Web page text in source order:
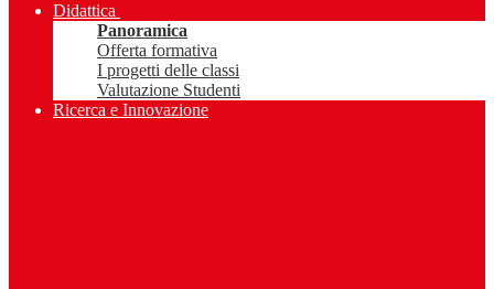
Didattica
Panoramica
Offerta formativa
I progetti delle classi
Valutazione Studenti
Ricerca e Innovazione